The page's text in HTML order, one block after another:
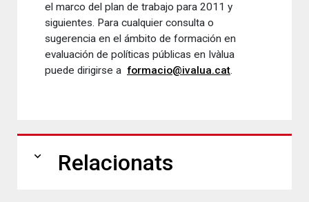
el marco del plan de trabajo para 2011 y
siguientes. Para cualquier consulta o
sugerencia en el ámbito de formación en
evaluación de políticas públicas en Ivàlua
puede dirigirse a formacio@ivalua.cat.
expand_more Relacionats